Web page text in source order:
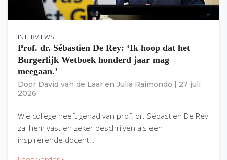
INTERVIEWS
Prof. dr. Sébastien De Rey: ‘Ik hoop dat het
Burgerlijk Wetboek honderd jaar mag
meegaan.’
Door David van de Laar en Julia Raimondo
27 juli
2026
Wie college heeft gehad van prof. dr. Sébastien De Rey
zal hem vast en zeker beschrijven als een
inspirerende docent…